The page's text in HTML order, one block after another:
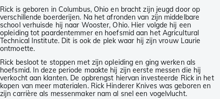
Rick is geboren in Columbus, Ohio en bracht zijn jeugd door op
verschillende boerderijen. Na het afronden van zijn middelbare
school verhuisde hij naar Wooster, Ohio. Hier volgde hij een
opleiding tot paardentemmer en hoefsmid aan het Agricultural
Technical Institute. Dit is ook de plek waar hij zijn vrouw Laurie
ontmoette.
Rick besloot te stoppen met zijn opleiding en ging werken als
hoefsmid. In deze periode maakte hij zijn eerste messen die hij
verkocht aan klanten. De opbrengst hiervan investeerde Rick in het
kopen van meer materialen. Rick Hinderer Knives was geboren en
zijn carrière als messenmaker nam al snel een vogelvlucht.